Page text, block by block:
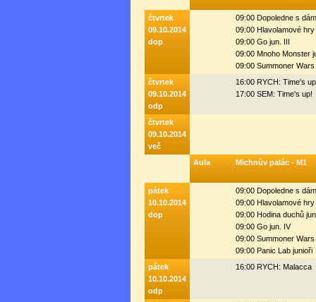
čtvrtek
09.10.2014
dop
09:00 Dopoledne s
09:00 Hlavolamové hry
09:00 Go jun. III
09:00 Mnoho Monster
09:00 Summoner Wars
čtvrtek
09.10.2014
odp
16:00 RYCH: Time's
17:00 SEM: Time's up!
čtvrtek
09.10.2014
več
Aula
Michnův palác - M1
pátek
10.10.2014
dop
09:00 Dopoledne s
09:00 Hlavolamové hry
09:00 Hodina duchů
09:00 Go jun. IV
09:00 Summoner Wars
09:00 Panic Lab junioři
pátek
10.10.2014
odp
16:00 RYCH: Malacca